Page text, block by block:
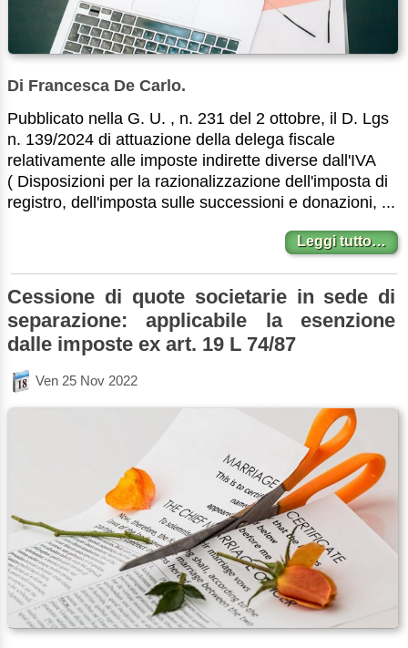
Di Francesca De Carlo.
Pubblicato nella G. U. , n. 231 del 2 ottobre, il D. Lgs
n. 139/2024 di attuazione della delega fiscale
relativamente alle imposte indirette diverse dall'IVA
( Disposizioni per la razionalizzazione dell'imposta di
registro, dell'imposta sulle successioni e donazioni, ...
Leggi tutto…
Cessione di quote societarie in sede di
separazione: applicabile la esenzione
dalle imposte ex art. 19 L 74/87
Ven 25 Nov 2022